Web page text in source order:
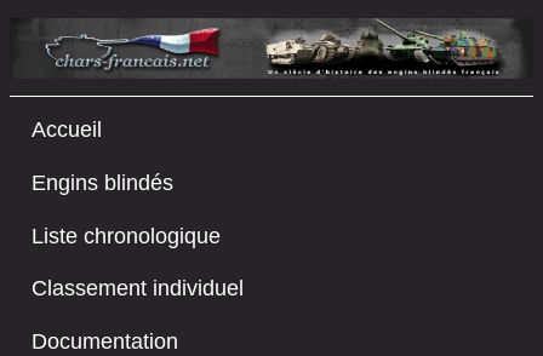
Accueil
Engins blindés
Liste chronologique
Classement individuel
Documentation